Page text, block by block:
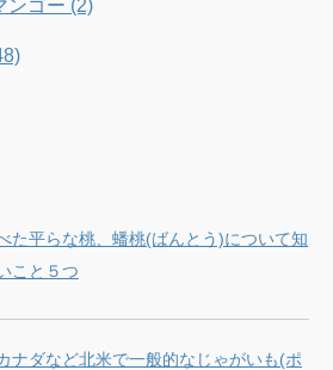
ンゴー (2)
た平らな桃、蟠桃(ばんとう)について知
こと５つ
ナダなど北米で一般的なじゃがいも(ポ